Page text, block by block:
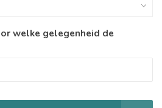
welke gelegenheid de